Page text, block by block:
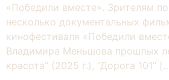
«Победили вместе». Зрителям
несколько документальных
кинофестиваля «Победили
Владимира Меньшова прошлых
красота” (2025 г.), “Дорога 101”